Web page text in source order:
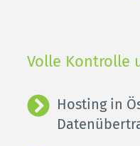
Volle Kontrolle
Hosting in